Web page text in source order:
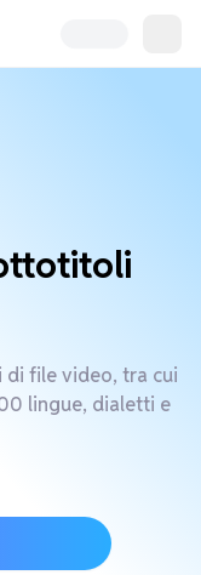
di file video, tra cui
lingue, dialetti e